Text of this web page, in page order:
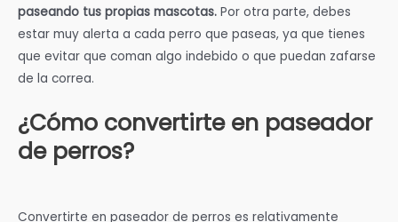
paseando tus propias mascotas. Por otra parte, debes
estar muy alerta a cada perro que paseas, ya que tienes
que evitar que coman algo indebido o que puedan zafarse
de la correa.
¿Cómo convertirte en paseador
de perros?
Convertirte en paseador de perros es relativamente